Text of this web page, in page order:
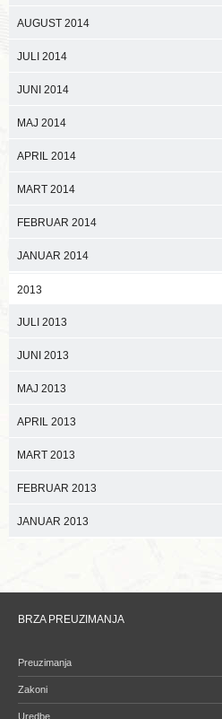
AUGUST 2014
JULI 2014
JUNI 2014
MAJ 2014
APRIL 2014
MART 2014
FEBRUAR 2014
JANUAR 2014
2013
JULI 2013
JUNI 2013
MAJ 2013
APRIL 2013
MART 2013
FEBRUAR 2013
JANUAR 2013
BRZA PREUZIMANJA
Preuzimanja
Zakoni
Uredbe